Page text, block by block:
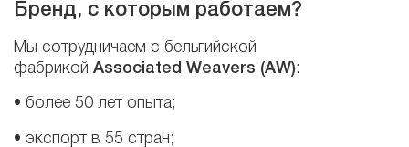
Бренд, с которым работаем?
Мы сотрудничаем с бельгийской
фабрикой Associated Weavers (AW):
• более 50 лет опыта;
• экспорт в 55 стран;